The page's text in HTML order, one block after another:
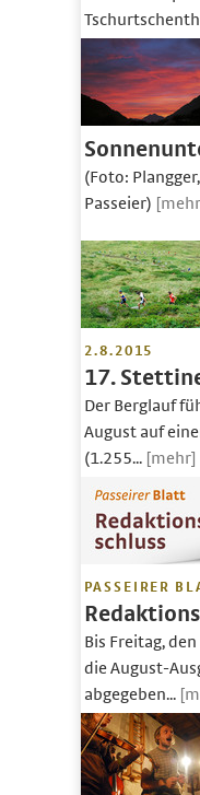
(Foto:
Passeier)
2.8.2015
17.
Der Berglauf
August auf
(1.255... [mehr]
PASSEIRER
Bis Freitag,
die August-
abgegeben...